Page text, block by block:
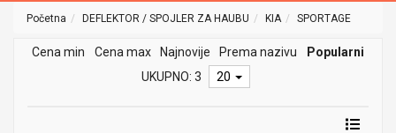
Početna DEFLEKTOR / SPOJLER ZA HAUBU KIA SPORTAGE
Cena min Cena max Najnovije Prema nazivu
Popularni
UKUPNO: 3
20